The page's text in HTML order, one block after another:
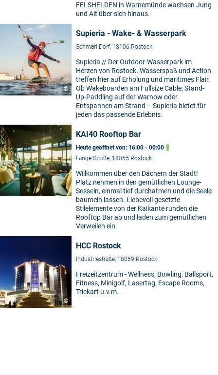
FELSHELDEN in Warnemünde wachsen Jung
und Alt über sich hinaus.
©
Supieria - Wake- & Wasserpark
Schmarl Dorf, 18106 Rostock
Supieria // Der Outdoor-Wasserpark im
Herzen von Rostock. Wasserspaß und Action
treffen hier auf Erholung und maritimes Flair.
Ob Wakeboarden am Fullsize Cable, Stand-
Up-Paddling auf der Warnow oder
Entspannen am Strand – Supieria bietet für
jeden das passende Erlebnis.
KAI40 Rooftop Bar
Heute geöffnet von: 16:00 - 00:00
Lange Straße, 18055 Rostock
Willkommen über den Dächern der Stadt!
Platz nehmen in den gemütlichen Lounge-
Sesseln, einmal tief durchatmen und die Seele
baumeln lassen. Liebevoll gesetzte
Stilelemente von der Kaikante runden die
Rooftop Bar ab und laden zum gemütlichen
Verweilen ein.
©
HCC Rostock
Industriestraße, 18069 Rostock
Freizeitzentrum - Wellness, Bowling, Ballsport,
Fitness, Minigolf, Lasertag, Escape Rooms,
Trickart u.v.m.